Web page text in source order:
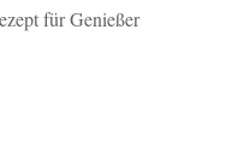
für Genießer